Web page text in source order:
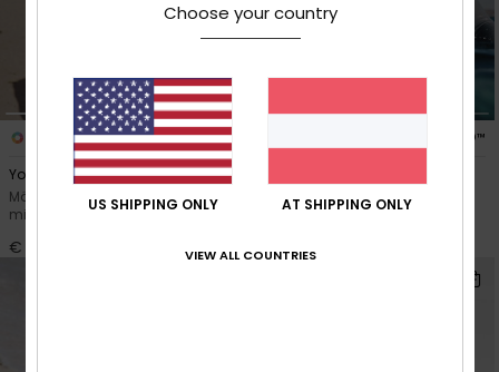
PRIMALOFT® BIO™
Young Guns 3/2mm
Männer Grau Neoprenanzug
mit Brustreißverschluss
€ 280,00
PRIMALOFT® BIO™
Männer Grau Neoprenanzug
mit Brustreißverschluss
€ 290,00
Choose your country
US SHIPPING ONLY AT SHIPPING ONLY
VIEW ALL COUNTRIES